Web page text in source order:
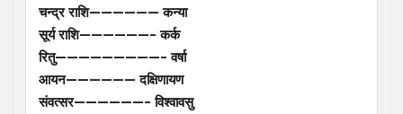
चन्द्र राशि—————— कन्या
सूर्य राशि——————- कर्क
रितु—————————- वर्षा
आयन—————— दक्षिणायण
संवत्सर——————- विश्वावसु